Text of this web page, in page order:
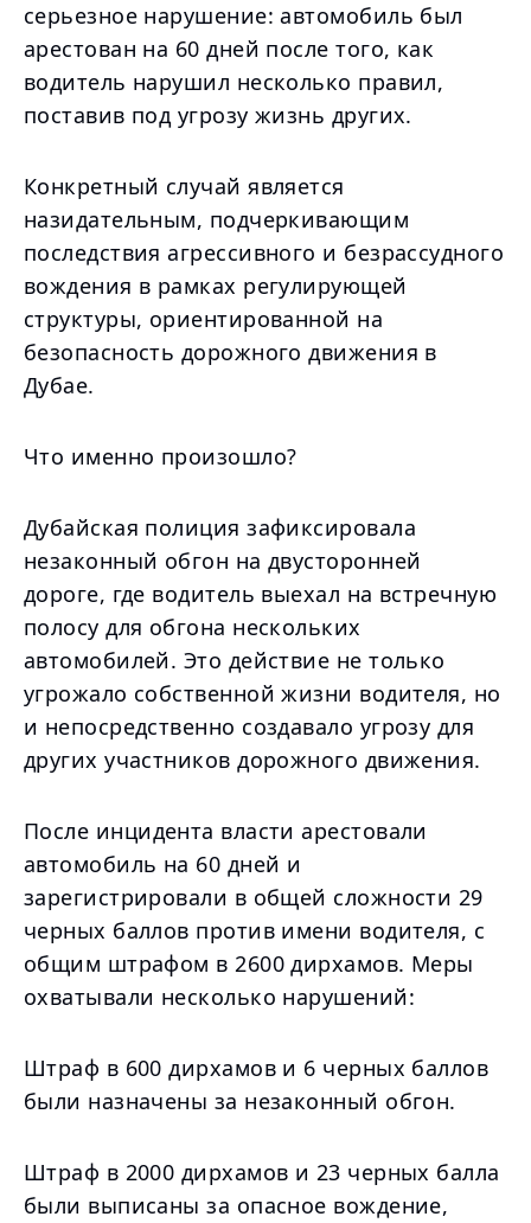
серьезное нарушение: автомобиль был
арестован на 60 дней после того, как
водитель нарушил несколько правил,
поставив под угрозу жизнь других.
Конкретный случай является
назидательным, подчеркивающим
последствия агрессивного и безрассудного
вождения в рамках регулирующей
структуры, ориентированной на
безопасность дорожного движения в
Дубае.
Что именно произошло?
Дубайская полиция зафиксировала
незаконный обгон на двусторонней
дороге, где водитель выехал на встречную
полосу для обгона нескольких
автомобилей. Это действие не только
угрожало собственной жизни водителя, но
и непосредственно создавало угрозу для
других участников дорожного движения.
После инцидента власти арестовали
автомобиль на 60 дней и
зарегистрировали в общей сложности 29
черных баллов против имени водителя, с
общим штрафом в 2600 дирхамов. Меры
охватывали несколько нарушений:
Штраф в 600 дирхамов и 6 черных баллов
были назначены за незаконный обгон.
Штраф в 2000 дирхамов и 23 черных балла
были выписаны за опасное вождение,